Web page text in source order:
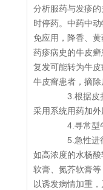
分析服药与发疹
时停药。中药中
免应用，降香、
药疹病史的牛皮
复发可能转为牛
牛皮癣患者，摘除
3.根据皮损
采用系统用药加外
4.寻常型牛
5.急性进行
如高浓度的水杨
软膏、氮芥软膏
以诱发病情加重